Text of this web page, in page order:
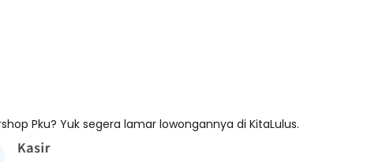
Pku? Yuk segera lamar lowongannya di KitaLulus.